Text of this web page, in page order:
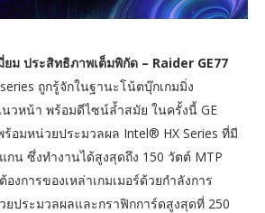
ม ประสิทธิภาพเต็มพิกัด – Raider GE77
series ถูกรู้จักในฐานะโน้ตบุ๊กเกมมิ่ง
วหน้า พร้อมดีไซน์ล้ำสมัย ในครั้งนี้ GE
ร้อมหน่วยประมวลผล Intel® HX Series ที่มี
กน ซึ่งทำงานได้สูงสุดถึง 150 วัตต์ MTP
งการของเหล่าเกมเมอร์ด้วยกำลังการ
ยประมวลผลและกราฟิกการ์ดสูงสุดที่ 250